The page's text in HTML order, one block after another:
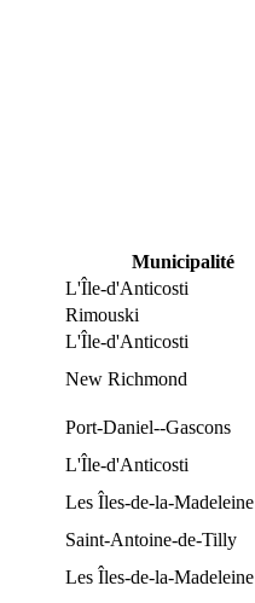
Municipalité
L'Île-d'Anticosti
Rimouski
L'Île-d'Anticosti
New Richmond
Port-Daniel--Gascons
L'Île-d'Anticosti
Les Îles-de-la-Madeleine
Saint-Antoine-de-Tilly
Les Îles-de-la-Madeleine